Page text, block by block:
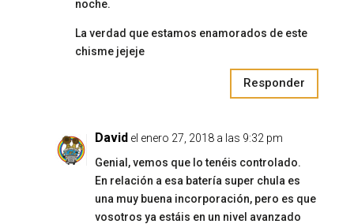
noche.
La verdad que estamos enamorados de este
chisme jejeje
Responder
David el enero 27, 2018 a las 9:32 pm
Genial, vemos que lo tenéis controlado.
En relación a esa batería super chula es
una muy buena incorporación, pero es que
vosotros ya estáis en un nivel avanzado